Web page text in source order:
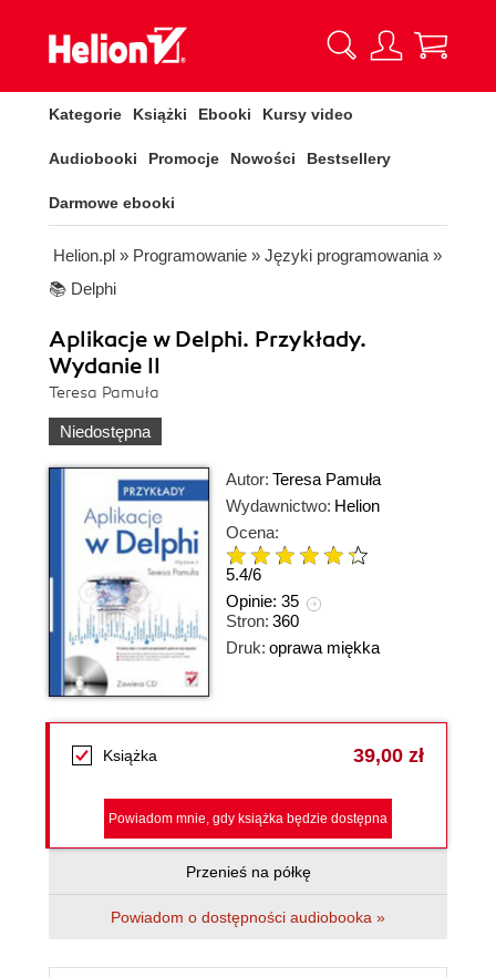
Kategorie Książki Ebooki Kursy video
Audiobooki Promocje Nowości Bestsellery
Darmowe ebooki
Helion.pl » Programowanie » Języki programowania »
📚 Delphi
Aplikacje w Delphi. Przykłady.
Wydanie II
Teresa Pamuła
Niedostępna
Autor: Teresa Pamuła
Wydawnictwo: Helion
Ocena:
5.4/6
Opinie: 35
Stron: 360
Druk: oprawa miękka
Książka 39,00 zł
Powiadom mnie, gdy książka będzie dostępna
Przenieś na półkę
Powiadom o dostępności audiobooka »